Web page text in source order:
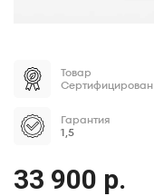
Товар
Сертифицирован
Гарантия
1,5
33 900 р.